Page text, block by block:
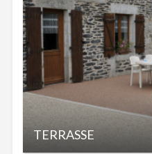
TERRASSE